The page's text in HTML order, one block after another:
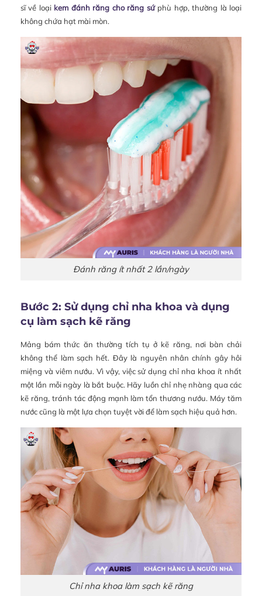
sĩ về loại kem đánh răng cho răng sứphù hợp, thường là loại
không chứa hạt mài mòn.
Đánh răng ít nhất 2 lần/ngày
Bước 2: Sử dụng chỉ nha khoa và dụng
cụ làm sạch kẽ răng
Mảng bám thức ăn thường tích tụ ở kẽ răng, nơi bàn chải
không thể làm sạch hết. Đây là nguyên nhân chính gây hôi
miệng và viêm nướu. Vì vậy, việc sử dụng chỉ nha khoa ít nhất
một lần mỗi ngày là bắt buộc. Hãy luồn chỉ nhẹ nhàng qua các
kẽ răng, tránh tác động mạnh làm tổn thương nướu. Máy tăm
nước cũng là một lựa chọn tuyệt vời để làm sạch hiệu quả hơn.
Chỉ nha khoa làm sạch kẽ răng